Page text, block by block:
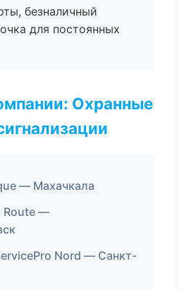
безналичный
для постоянных
Охранные
— Махачкала
Route —
Nord — Санкт-